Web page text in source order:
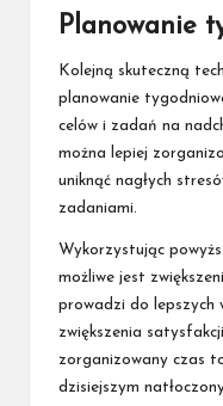
Planowanie
Kolejną skuteczną
planowanie
celów i zadań na
można lepiej
uniknąć nagłych
zadaniami.
Wykorzystując
możliwe jest
prowadzi do lepszych
zwiększenia
zorganizowany czas
dzisiejszym